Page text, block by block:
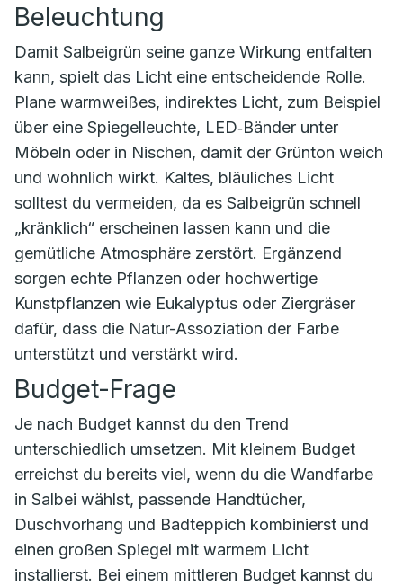
Beleuchtung
Damit Salbeigrün seine ganze Wirkung entfalten
kann, spielt das Licht eine entscheidende Rolle.
Plane warmweißes, indirektes Licht, zum Beispiel
über eine Spiegelleuchte, LED‑Bänder unter
Möbeln oder in Nischen, damit der Grünton weich
und wohnlich wirkt. Kaltes, bläuliches Licht
solltest du vermeiden, da es Salbeigrün schnell
„kränklich“ erscheinen lassen kann und die
gemütliche Atmosphäre zerstört. Ergänzend
sorgen echte Pflanzen oder hochwertige
Kunstpflanzen wie Eukalyptus oder Ziergräser
dafür, dass die Natur-Assoziation der Farbe
unterstützt und verstärkt wird.
Budget-Frage
Je nach Budget kannst du den Trend
unterschiedlich umsetzen. Mit kleinem Budget
erreichst du bereits viel, wenn du die Wandfarbe
in Salbei wählst, passende Handtücher,
Duschvorhang und Badteppich kombinierst und
einen großen Spiegel mit warmem Licht
installierst. Bei einem mittleren Budget kannst du